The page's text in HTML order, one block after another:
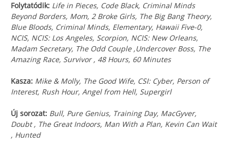
Folytatódik: Life in Pieces, Code Black, Criminal Minds
Beyond Borders, Mom, 2 Broke Girls, The Big Bang Theory,
Blue Bloods, Criminal Minds, Elementary, Hawaii Five-0,
NCIS, NCIS: Los Angeles, Scorpion, NCIS: New Orleans,
Madam Secretary, The Odd Couple ,Undercover Boss, The
Amazing Race, Survivor , 48 Hours, 60 Minutes
Kasza: Mike & Molly, The Good Wife, CSI: Cyber, Person of
Interest, Rush Hour, Angel from Hell, Supergirl
Új sorozat: Bull, Pure Genius, Training Day, MacGyver,
Doubt , The Great Indoors, Man With a Plan, Kevin Can Wait
, Hunted